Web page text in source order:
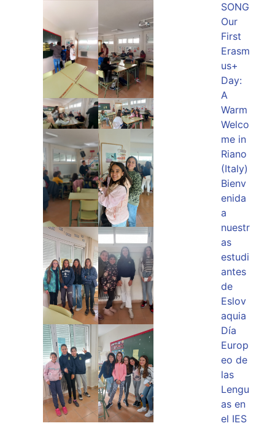
SONG
Our
First
Erasm
us+
Day:
A
Warm
Welco
me in
Riano
(Italy)
Bienv
enida
a
nuestr
as
estudi
antes
de
Eslov
aquia
Día
Europ
eo de
las
Lengu
as en
el IES